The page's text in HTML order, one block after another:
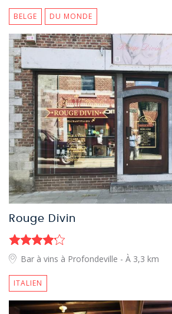
BELGE DU MONDE
Rouge Divin
Bar à vins à Profondeville - À 3,3 km
ITALIEN